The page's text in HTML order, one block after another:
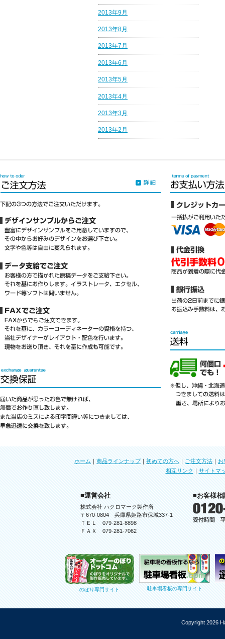
2013年9月
2013年8月
2013年7月
2013年6月
2013年5月
2013年4月
2013年3月
2013年2月
ホーム ｜ 商品ラインナップ｜ 初めての方へ ｜ ご注文方法 ｜ お
相互リンク ｜ サイトマ
■運営会社
株式会社 ハクロマーク製作所
〒670-0804 兵庫県姫路市保城337-1
ＴＥＬ 079-281-8898
ＦＡＸ 079-281-7062
■お客様相
のぼり専門サイト 駐車場看板の専門サイト
Copyright 2026